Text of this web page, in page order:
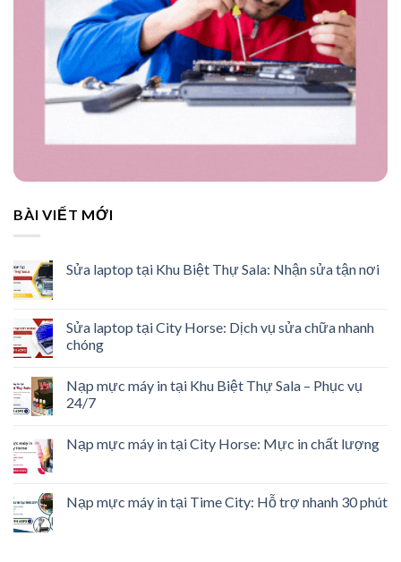
BÀI VIẾT MỚI
Sửa laptop tại Khu Biệt Thự Sala: Nhận sửa tận nơi
Sửa laptop tại City Horse: Dịch vụ sửa chữa nhanh
chóng
Nạp mực máy in tại Khu Biệt Thự Sala – Phục vụ
24/7
Nạp mực máy in tại City Horse: Mực in chất lượng
Nạp mực máy in tại Time City: Hỗ trợ nhanh 30 phút